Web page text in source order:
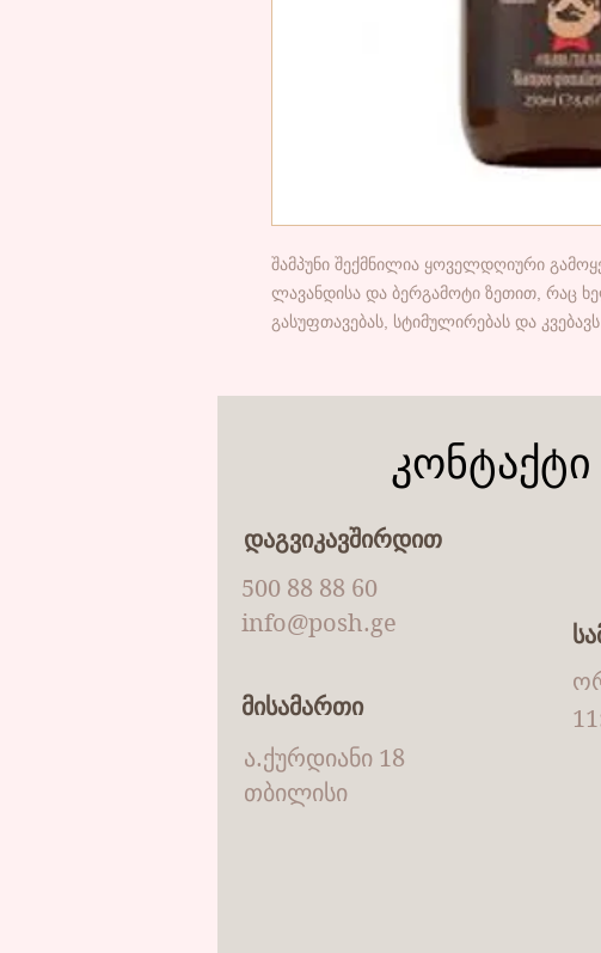
შამპუნი შექმნილია ყოველდღიური
ლავანდისა და ბერგამოტი ზეთით, რაც
გასუფთავებას, სტიმულირებას და
კონტაქტი
დაგვიკავშირდით
მისამართი
500 88 88 60
info@posh.ge
ა.ქურდიანი 18
თბილისი